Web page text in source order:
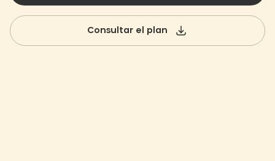
Consultar el plan